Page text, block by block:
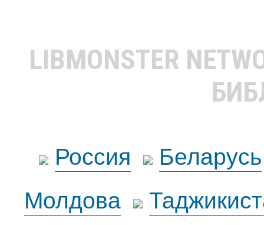
LIBMONSTER
Россия
Беларусь
Молдова